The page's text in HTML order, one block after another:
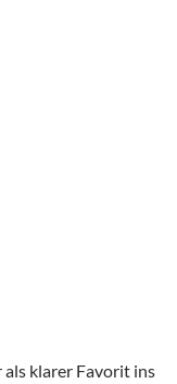
klarer Favorit ins